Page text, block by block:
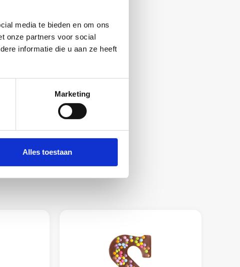
media te bieden en om ons
onze partners voor social
informatie die u aan ze heeft
Marketing
Alles toestaan